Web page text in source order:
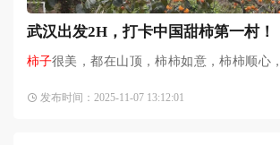
武汉出发2H，打卡中国甜柿第一村！
柿子很美，都在山顶，柿柿如意，柿柿顺心
被摘完了，庆幸自己坚持
发布时间：2025-11-07 13:12:01